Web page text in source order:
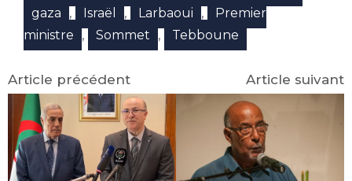
gaza , Israël , Larbaoui ,
Premier
ministre
, Sommet , Tebboune
Article précédent Article suivant